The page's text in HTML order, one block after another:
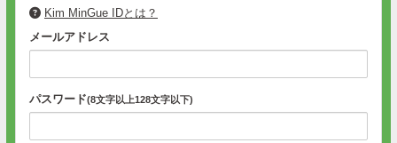
Kim MinGue IDとは？
メールアドレス
パスワード(8文字以上128文字以下)